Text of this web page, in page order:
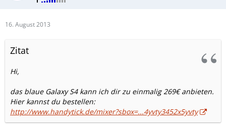
16. August 2013
Zitat
Hi,
das blaue Galaxy S4 kann ich dir zu einmalig 269€ anbieten.
Hier kannst du bestellen:
http://www.handytick.de/mixer?sbox=...4yvty3452x5yvty